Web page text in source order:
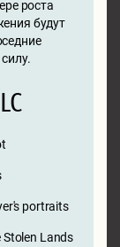
роста
будут
portraits
Stolen Lands